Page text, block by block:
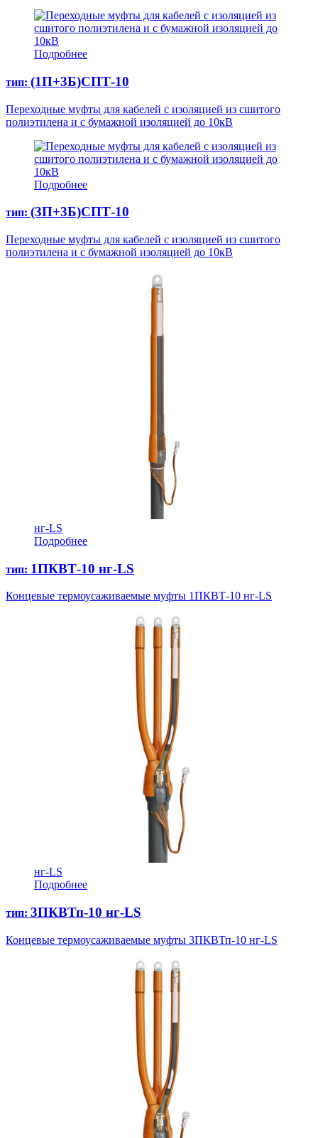
Подробнее
тип: (1П+3Б)СПТ-10
Переходные муфты для кабелей с изоляцией из сшитого
полиэтилена и с бумажной изоляцией до 10кВ
Подробнее
тип: (3П+3Б)СПТ-10
Переходные муфты для кабелей с изоляцией из сшитого
полиэтилена и с бумажной изоляцией до 10кВ
нг-LS
Подробнее
тип: 1ПКВТ-10 нг-LS
Концевые термоусаживаемые муфты 1ПКВТ-10 нг-LS
нг-LS
Подробнее
тип: 3ПКВТп-10 нг-LS
Концевые термоусаживаемые муфты 3ПКВТп-10 нг-LS